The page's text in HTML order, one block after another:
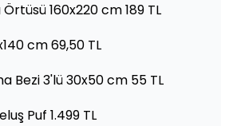
160x220 cm 189 TL
cm 69,50 TL
Bezi 3'lü 30x50 cm 55 TL
Puf 1.499 TL